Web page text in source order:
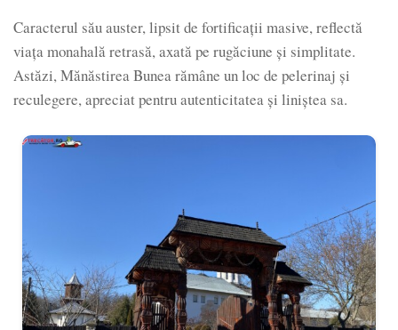
Caracterul său auster, lipsit de fortificații masive, reflectă
viața monahală retrasă, axată pe rugăciune și simplitate.
Astăzi, Mănăstirea Bunea rămâne un loc de pelerinaj și
reculegere, apreciat pentru autenticitatea și liniștea sa.